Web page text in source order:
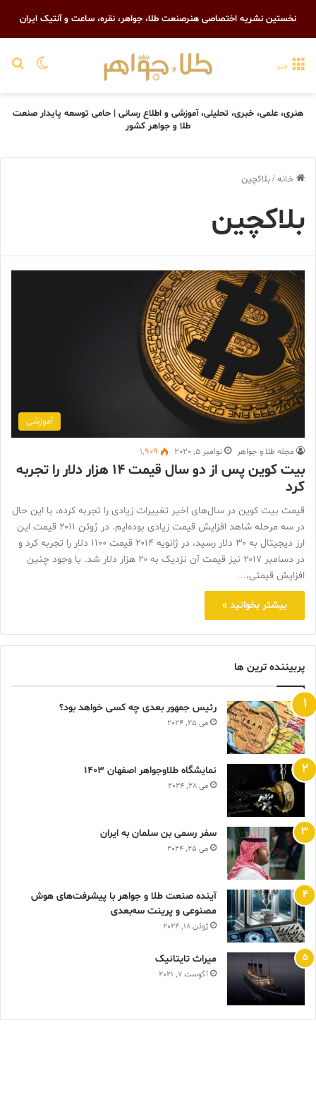
نخستین نشریه اختصاصی هنرصنعت طلا، جواهر، نقره، ساعت و آنتیک ایران
تغییر منو
هنری، علمی، خبری، تحلیلی، آموزشی و اطلاع رسانی | حامی توسعه پایدار صنعت
طلا و جواهر کشور
خانه/بلاکچین
بلاکچین
آموزشی
مجله طلا و جواهر نوامبر 5, 2020 1,909
بیت کوین پس از دو سال قیمت ۱۴ هزار دلار را تجربه
کرد
قیمت بیت کوین در سال‌های اخیر تغییرات زیادی را تجربه کرده، با این حال
در سه مرحله شاهد افزایش قیمت زیادی بوده‌ایم. در ژوئن ۲۰۱۱ قیمت این
ارز دیجیتال به ۳۰ دلار رسید، در ژانویه ۲۰۱۴ قیمت ۱۱۰۰ دلار را تجربه کرد و
در دسامبر ۲۰۱۷ نیز قیمت آن نزدیک به ۲۰ هزار دلار شد. با وجود چنین
افزایش قیمتی،…
بیشتر بخوانید »
پربیننده ترین ها
رئیس جمهور بعدی چه کسی خواهد بود؟
می 25, 2024
نمایشگاه طلاوجواهر اصفهان 1403
می 28, 2024
سفر رسمی بن سلمان به ایران
می 25, 2024
آینده صنعت طلا و جواهر با پیشرفت‌های هوش
مصنوعی و پرینت سه‌بعدی
ژوئن 18, 2024
ميراث تايتانيک
آگوست 7, 2021